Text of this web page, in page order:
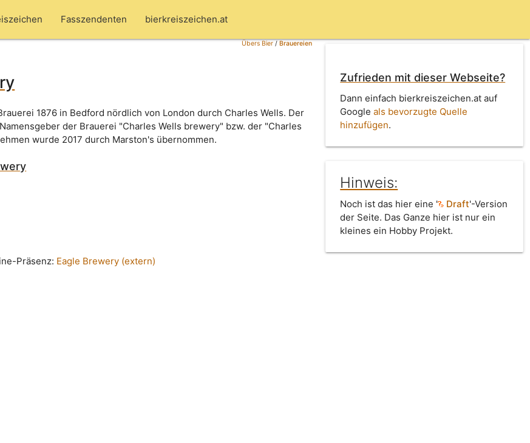
Fasszendenten bierkreiszeichen.at
Übers Bier/Brauereien
1876 in Bedford nördlich von London durch Charles Wells. Der
der Brauerei "Charles Wells brewery" bzw. der "Charles
wurde 2017 durch Marston's übernommen.
Präsenz: Eagle Brewery (extern)
Zufrieden mit dieser Webseite?
Dann einfach bierkreiszeichen.at auf
Googleals bevorzugte Quelle
hinzufügen.
Hinweis:
Noch ist das hier eine ' Draft'-Version
der Seite. Das Ganze hier ist nur ein
kleines ein Hobby Projekt.